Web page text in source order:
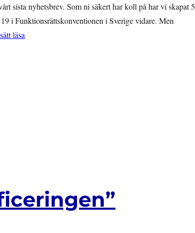
sista nyhetsbrev. Som ni säkert har koll på har vi skapat 5
i Funktionsrättskonventionen i Sverige vidare. Men
läsa